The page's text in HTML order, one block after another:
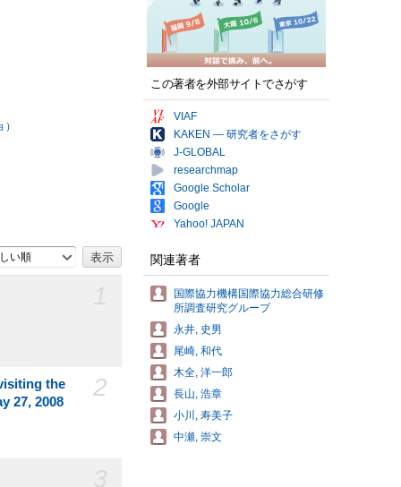
い順
2
the
27, 2008
この著者を外部サイトでさがす
VIAF
KAKEN — 研究者をさがす
J-GLOBAL
researchmap
Google Scholar
Google
Yahoo! JAPAN
関連著者
国際協力機構国際協力総合研修
所調査研究グループ
永井, 史男
尾崎, 和代
木全, 洋一郎
長山, 浩章
小川, 寿美子
中瀬, 崇文